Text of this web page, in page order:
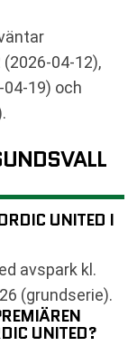
04-12),
19) och
UNITED I
avspark kl.
(grundserie).
UNITED?